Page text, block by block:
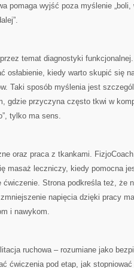
pomaga wyjść poza myślenie „boli,
temat diagnostyki
osłabienie, kiedy warto skupić się
Taki sposób myślenia jest
gdzie przyczyna często tkwi w
tylko ma sens.
oraz praca z tkankami.
masaż leczniczy, kiedy pomocna
Strona podkreśla też, że
napięcia dzięki pracy
i nawykom.
ruchowa – rozumiane jako
ćwiczenia pod etap, jak